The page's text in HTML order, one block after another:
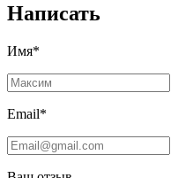
Написать
Имя*
Email*